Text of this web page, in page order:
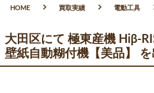
HOME 買取実績 電動工具
大田区にて 極東産機 Hiβ-
壁紙自動糊付機【美品】